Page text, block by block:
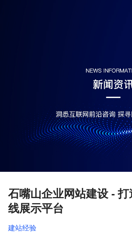
石嘴山企业网站建设 -
线展示平台
建站经验